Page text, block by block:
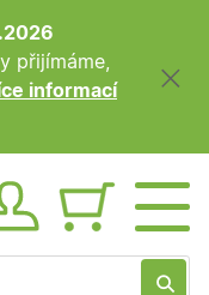
přijímáme,
informací
Obsah